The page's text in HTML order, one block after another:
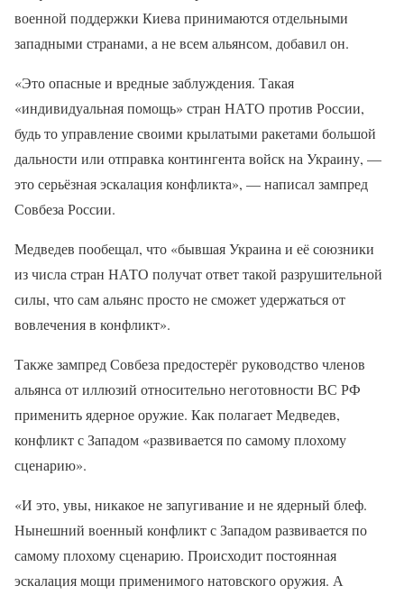
военной поддержки Киева принимаются отдельными
западными странами, а не всем альянсом, добавил он.
«Это опасные и вредные заблуждения. Такая
«индивидуальная помощь» стран НАТО против России,
будь то управление своими крылатыми ракетами большой
дальности или отправка контингента войск на Украину, —
это серьёзная эскалация конфликта», — написал зампред
Совбеза России.
Медведев пообещал, что «бывшая Украина и её союзники
из числа стран НАТО получат ответ такой разрушительной
силы, что сам альянс просто не сможет удержаться от
вовлечения в конфликт».
Также зампред Совбеза предостерёг руководство членов
альянса от иллюзий относительно неготовности ВС РФ
применить ядерное оружие. Как полагает Медведев,
конфликт с Западом «развивается по самому плохому
сценарию».
«И это, увы, никакое не запугивание и не ядерный блеф.
Нынешний военный конфликт с Западом развивается по
самому плохому сценарию. Происходит постоянная
эскалация мощи применимого натовского оружия. А